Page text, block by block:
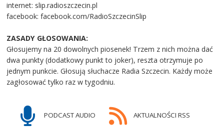
internet: slip.radioszczecin.pl
facebook: facebook.com/RadioSzczecinSlip
ZASADY GŁOSOWANIA:
Głosujemy na 20 dowolnych piosenek! Trzem z nich można dać
dwa punkty (dodatkowy punkt to joker), reszta otrzymuje po
jednym punkcie. Głosują słuchacze Radia Szczecin. Każdy może
zagłosować tylko raz w tygodniu.
PODCAST AUDIO AKTUALNOŚCI RSS